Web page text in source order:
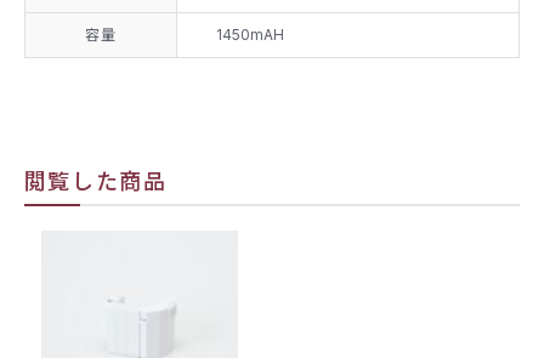
容量 1450mAH
閲覧した商品